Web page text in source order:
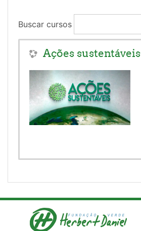
Buscar cursos
Ações sustentáveis